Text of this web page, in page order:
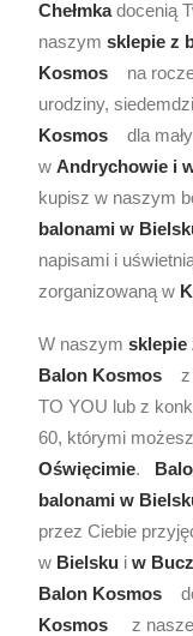
Chełmkadocenią
naszym sklepie z
Kosmos
na
urodziny,
Kosmos
dla
w Andrychowie i
kupisz w naszym
balonami w
napisami i
zorganizowaną w
W naszym sklepie
Balon Kosmos
TO YOU lub z
60, którymi
Oświęcimie.
balonami w
przez Ciebie
w Bielsku i w
Balon Kosmos
Kosmos
z